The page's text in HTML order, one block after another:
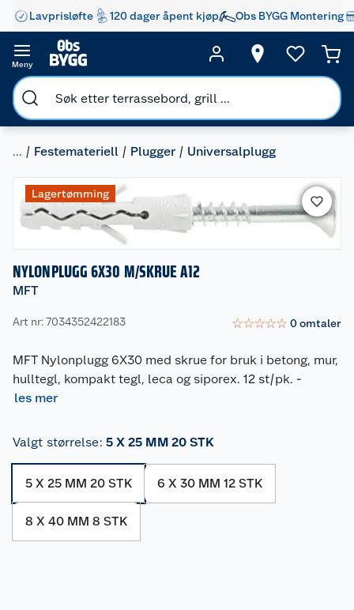
Lavprisløfte 120 dager åpent kjøp Obs BYGG Montering
Meny
... Festemateriell Plugger Universalplugg
Lagertømming
NYLONPLUGG 6X30 M/SKRUE A12
MFT
Art nr: 7034352422183 ☆☆☆☆☆ 0omtaler
MFT Nylonplugg 6X30 med skrue for bruk i betong, mur,
hulltegl, kompakt tegl, leca og siporex. 12 st/pk. -
les mer
Valgt størrelse: 5 X 25 MM 20 STK
5 X 25 MM 20 STK 6 X 30 MM 12 STK
8 X 40 MM 8 STK